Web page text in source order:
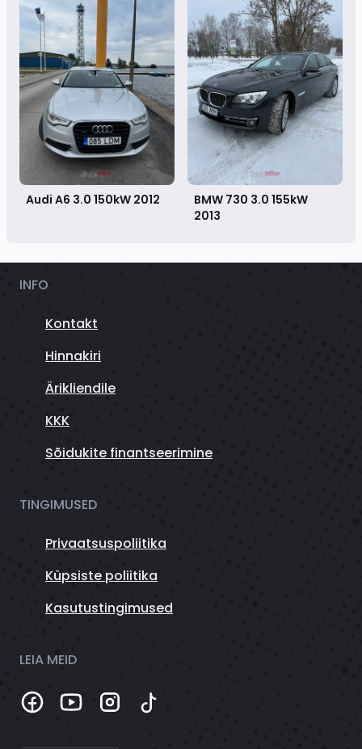
Audi A6 3.0 150kW 2012
BMW 730 3.0 155kW
2013
INFO
Kontakt
Hinnakiri
Ärikliendile
KKK
Sõidukite finantseerimine
TINGIMUSED
Privaatsuspoliitika
Küpsiste poliitika
Kasutustingimused
LEIA MEID